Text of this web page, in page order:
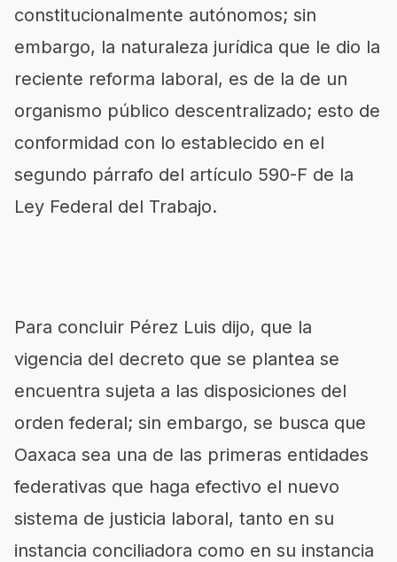
constitucionalmente autónomos; sin
embargo, la naturaleza jurídica que le dio la
reciente reforma laboral, es de la de un
organismo público descentralizado; esto de
conformidad con lo establecido en el
segundo párrafo del artículo 590-F de la
Ley Federal del Trabajo.
Para concluir Pérez Luis dijo, que la
vigencia del decreto que se plantea se
encuentra sujeta a las disposiciones del
orden federal; sin embargo, se busca que
Oaxaca sea una de las primeras entidades
federativas que haga efectivo el nuevo
sistema de justicia laboral, tanto en su
instancia conciliadora como en su instancia